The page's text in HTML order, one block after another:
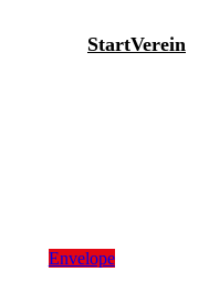
StartVerein
Envelope